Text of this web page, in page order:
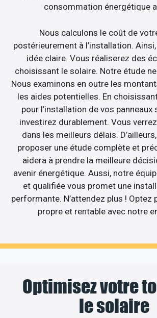
consommation énergétique
Nous calculons le coût de
postérieurement à l’installation.
idée claire. Vous réaliserez des
choisissant le solaire. Notre étude ne
Nous examinons en outre les
les aides potentielles. En
pour l’installation de vos panneaux
investirez durablement. Vous
dans les meilleurs délais.
proposer une étude complète et
aidera à prendre la meilleure
avenir énergétique. Aussi, notre
et qualifiée vous promet une
performante. N’attendez plus ! Optez
propre et rentable avec notre
Optimisez votre
le solaire